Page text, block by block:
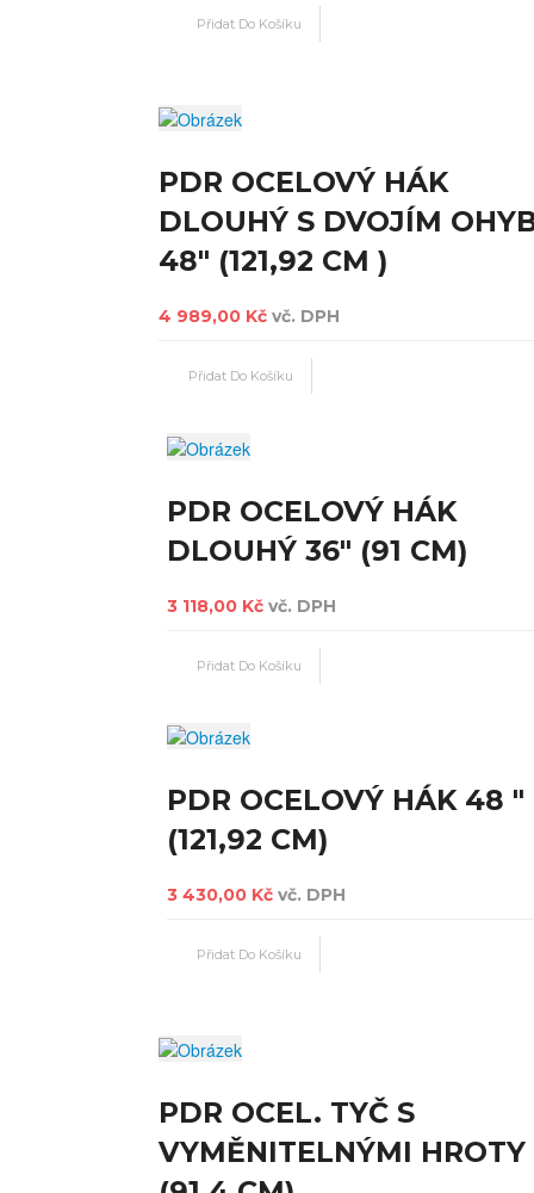
PDR OCELOVÝ HÁK
DLOUHÝ S DVOJÍM
48" (121,92 CM )
4 989,00 Kč vč. DPH
PDR OCELOVÝ HÁK
DLOUHÝ 36" (91 CM)
3 118,00 Kč vč. DPH
PDR OCELOVÝ HÁK 48 "
(121,92 CM)
3 430,00 Kč vč. DPH
PDR OCEL. TYČ S
VYMĚNITELNÝMI HROTY